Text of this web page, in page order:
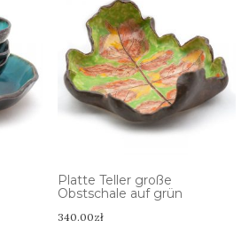
Platte Teller große
Obstschale auf grün
340.00zł